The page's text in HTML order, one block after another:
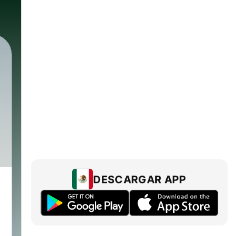
DESCARGAR APP